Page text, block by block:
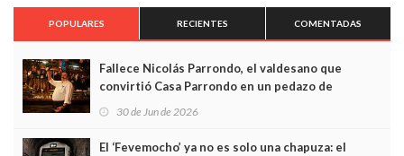
POPULARES RECIENTES COMENTADAS
Fallece Nicolás Parrondo, el valdesano que
convirtió Casa Parrondo en un pedazo de
Asturias en Madrid
30 de Jun de 2026
El ‘Fevemocho’ ya no es solo una chapuza: el